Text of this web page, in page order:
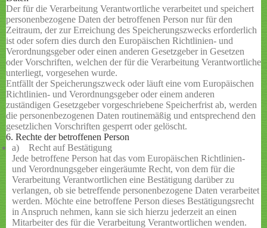
Der für die Verarbeitung Verantwortliche verarbeitet und speichert
personenbezogene Daten der betroffenen Person nur für den
Zeitraum, der zur Erreichung des Speicherungszwecks erforderlich
ist oder sofern dies durch den Europäischen Richtlinien- und
Verordnungsgeber oder einen anderen Gesetzgeber in Gesetzen
oder Vorschriften, welchen der für die Verarbeitung Verantwortliche
unterliegt, vorgesehen wurde.
Entfällt der Speicherungszweck oder läuft eine vom Europäischen
Richtlinien- und Verordnungsgeber oder einem anderen
zuständigen Gesetzgeber vorgeschriebene Speicherfrist ab, werden
die personenbezogenen Daten routinemäßig und entsprechend den
gesetzlichen Vorschriften gesperrt oder gelöscht.
6. Rechte der betroffenen Person
a) Recht auf Bestätigung
Jede betroffene Person hat das vom Europäischen Richtlinien-
und Verordnungsgeber eingeräumte Recht, von dem für die
Verarbeitung Verantwortlichen eine Bestätigung darüber zu
verlangen, ob sie betreffende personenbezogene Daten verarbeitet
werden. Möchte eine betroffene Person dieses Bestätigungsrecht
in Anspruch nehmen, kann sie sich hierzu jederzeit an einen
Mitarbeiter des für die Verarbeitung Verantwortlichen wenden.